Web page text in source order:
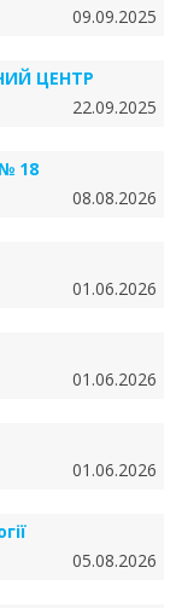
09.09.2025
ЦЕНТР
22.09.2025
18
08.08.2026
01.06.2026
01.06.2026
01.06.2026
05.08.2026